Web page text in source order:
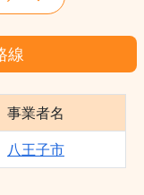
線
事業者名
八王子市